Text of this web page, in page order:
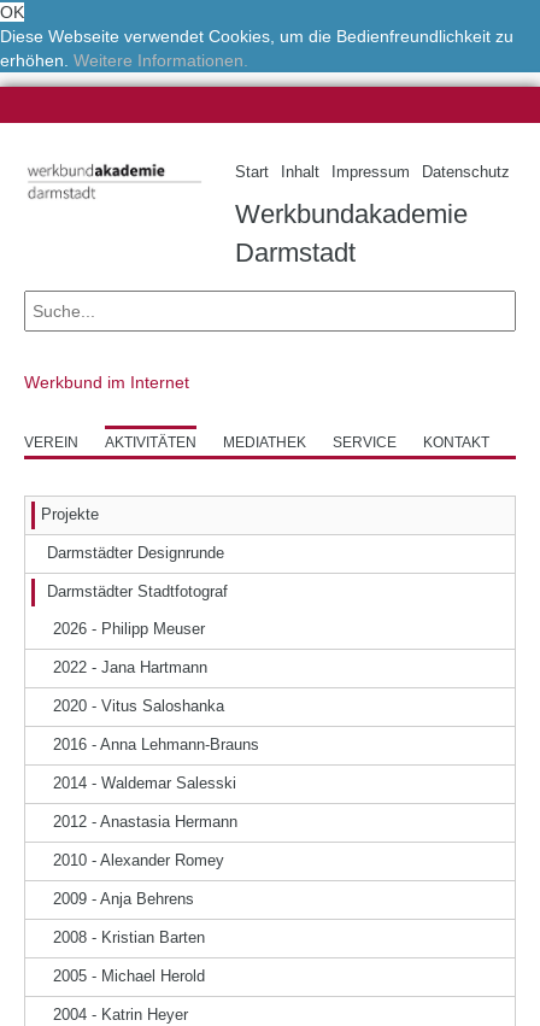
OK
Diese Webseite verwendet Cookies, um die Bedienfreundlichkeit zu
erhöhen. Weitere Informationen.
Start Inhalt Impressum Datenschutz
Werkbundakademie
Darmstadt
Werkbund im Internet
VEREIN AKTIVITÄTEN MEDIATHEK SERVICE KONTAKT
Projekte
Darmstädter Designrunde
Darmstädter Stadtfotograf
2026 - Philipp Meuser
2022 - Jana Hartmann
2020 - Vitus Saloshanka
2016 - Anna Lehmann-Brauns
2014 - Waldemar Salesski
2012 - Anastasia Hermann
2010 - Alexander Romey
2009 - Anja Behrens
2008 - Kristian Barten
2005 - Michael Herold
2004 - Katrin Heyer